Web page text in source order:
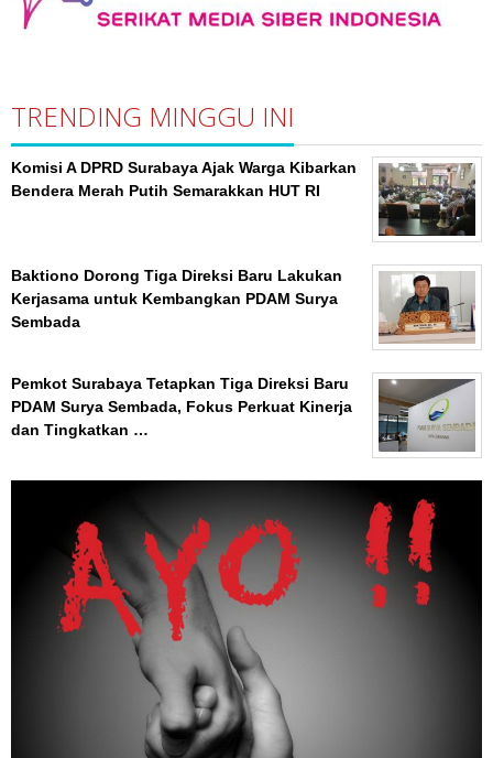
TRENDING MINGGU INI
Komisi A DPRD Surabaya Ajak Warga Kibarkan
Bendera Merah Putih Semarakkan HUT RI
Baktiono Dorong Tiga Direksi Baru Lakukan
Kerjasama untuk Kembangkan PDAM Surya
Sembada
Pemkot Surabaya Tetapkan Tiga Direksi Baru
PDAM Surya Sembada, Fokus Perkuat Kinerja
dan Tingkatkan …